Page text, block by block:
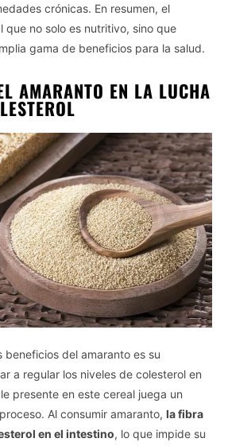
crónicas. En resumen, el
que no solo es nutritivo, sino que
gama de beneficios para la salud.
AMARANTO EN LA LUCHA
beneficios del amaranto es su
a regular los niveles de colesterol en
presente en este cereal juega un
Al consumir amaranto, la fibra
en el intestino, lo que impide su